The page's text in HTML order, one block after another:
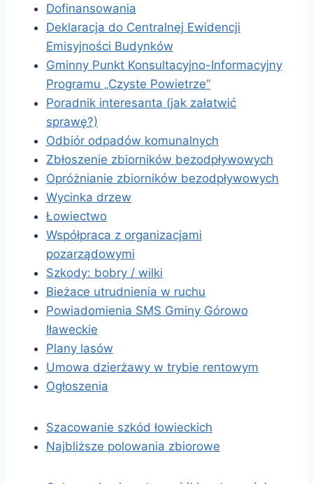
Dofinansowania
Deklaracja do Centralnej Ewidencji
Emisyjności Budynków
Gminny Punkt Konsultacyjno-Informacyjny
Programu „Czyste Powietrze”
Poradnik interesanta (jak załatwić
sprawę?)
Odbiór odpadów komunalnych
Zbłoszenie zbiorników bezodpływowych
Opróżnianie zbiorników bezodpływowych
Wycinka drzew
Łowiectwo
Współpraca z organizacjami
pozarządowymi
Szkody: bobry / wilki
Bieżace utrudnienia w ruchu
Powiadomienia SMS Gminy Górowo
Iławeckie
Plany lasów
Umowa dzierżawy w trybie rentowym
Ogłoszenia
Szacowanie szkód łowieckich
Najbliższe polowania zbiorowe